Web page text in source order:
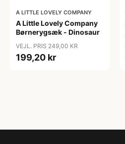
A LITTLE LOVELY COMPANY
A Little Lovely Company
Børnerygsæk - Dinosaur
VEJL. PRIS 249,00 KR
199,20 kr